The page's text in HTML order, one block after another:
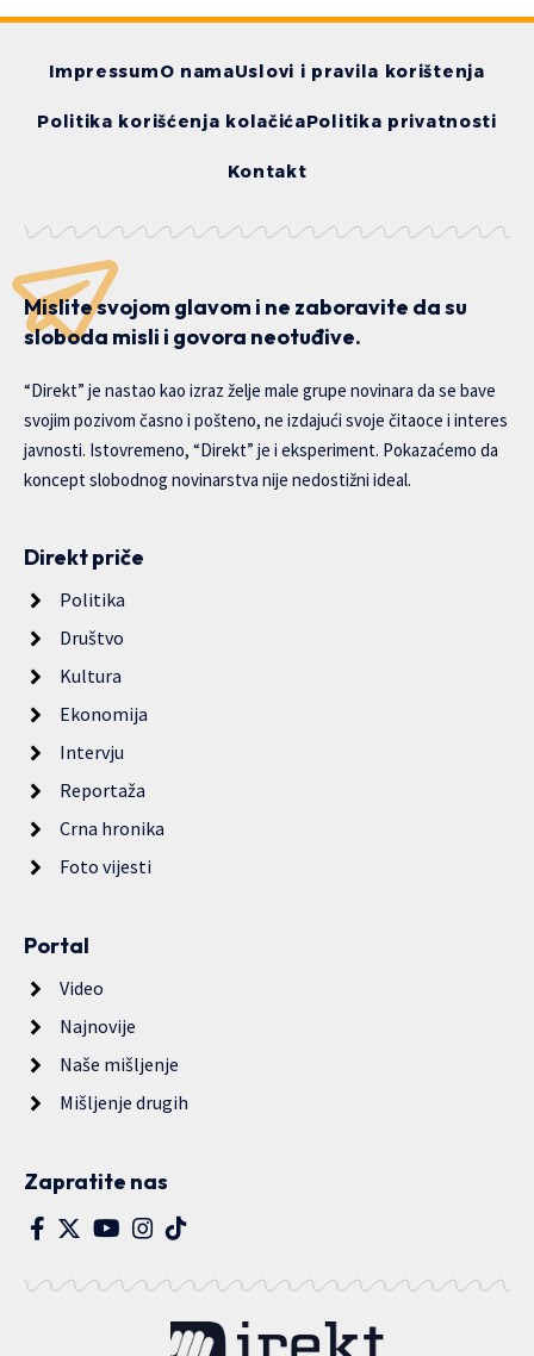
ImpressumO namaUslovi i pravila korištenja
Politika korišćenja kolačićaPolitika privatnosti
Kontakt
Mislite svojom glavom i ne zaboravite da su
sloboda misli i govora neotuđive.
“Direkt” je nastao kao izraz želje male grupe novinara da se bave
svojim pozivom časno i pošteno, ne izdajući svoje čitaoce i interes
javnosti. Istovremeno, “Direkt” je i eksperiment. Pokazaćemo da
koncept slobodnog novinarstva nije nedostižni ideal.
Direkt priče
Politika
Društvo
Kultura
Ekonomija
Intervju
Reportaža
Crna hronika
Foto vijesti
Portal
Video
Najnovije
Naše mišljenje
Mišljenje drugih
Zapratite nas